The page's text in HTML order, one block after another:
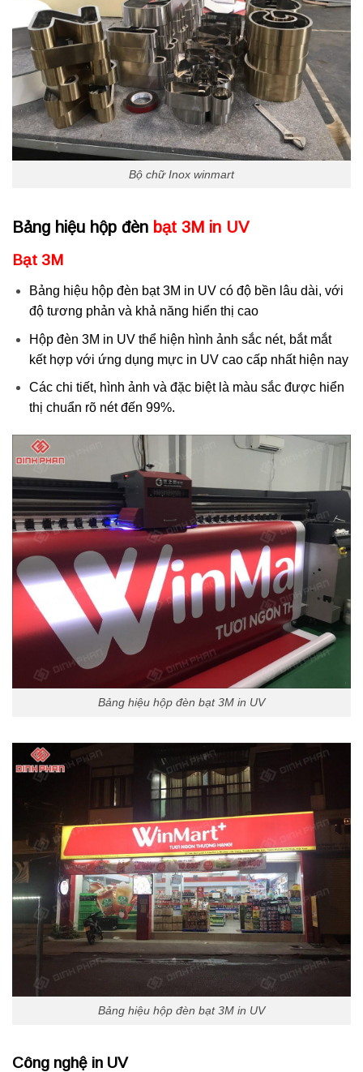
Bộ chữ Inox winmart
Bảng hiệu hộp đèn bạt 3M in UV
Bạt 3M
Bảng hiệu hộp đèn bạt 3M in UV có độ bền lâu dài, với
độ tương phản và khả năng hiển thị cao
Hộp đèn 3M in UV thể hiện hình ảnh sắc nét, bắt mắt
kết hợp với ứng dụng mực in UV cao cấp nhất hiện nay
Các chi tiết, hình ảnh và đặc biệt là màu sắc được hiển
thị chuẩn rõ nét đến 99%.
Bảng hiệu hộp đèn bạt 3M in UV
Bảng hiệu hộp đèn bạt 3M in UV
Công nghệ in UV